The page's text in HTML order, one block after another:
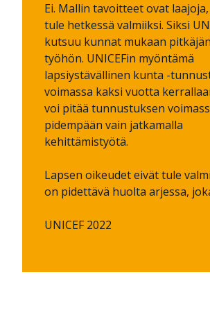
Ei. Mallin tavoitteet ovat
tule hetkessä valmiiksi. Siksi
kutsuu kunnat mukaan
työhön. UNICEFin myöntämä
lapsiystävällinen kunta -
voimassa kaksi vuotta
voi pitää tunnustuksen
pidempään vain jatkamalla
kehittämistyötä.
Lapsen oikeudet eivät tule
on pidettävä huolta arjessa,
UNICEF 2022